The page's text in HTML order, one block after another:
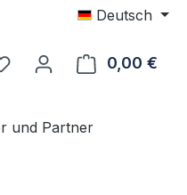
Deutsch
0,00 €
und Partner